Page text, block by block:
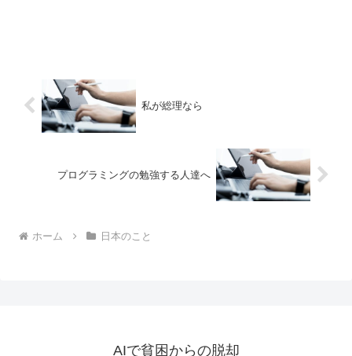
私が総理なら
プログラミングの勉強する人達へ
ホーム 日本のこと
AIで貧困からの脱却